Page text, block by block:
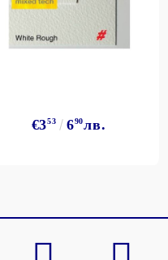
BGN
€353 690лв.